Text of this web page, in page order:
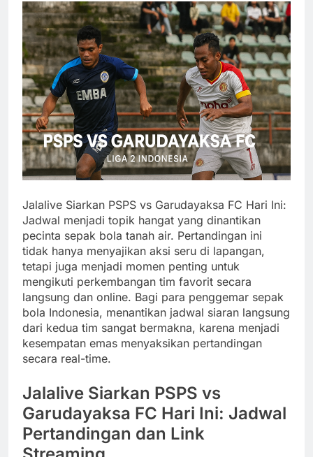
Jalalive Siarkan PSPS vs Garudayaksa FC Hari Ini:
Jadwal menjadi topik hangat yang dinantikan
pecinta sepak bola tanah air. Pertandingan ini
tidak hanya menyajikan aksi seru di lapangan,
tetapi juga menjadi momen penting untuk
mengikuti perkembangan tim favorit secara
langsung dan online. Bagi para penggemar sepak
bola Indonesia, menantikan jadwal siaran langsung
dari kedua tim sangat bermakna, karena menjadi
kesempatan emas menyaksikan pertandingan
secara real-time.
Jalalive Siarkan PSPS vs
Garudayaksa FC Hari Ini: Jadwal
Pertandingan dan Link